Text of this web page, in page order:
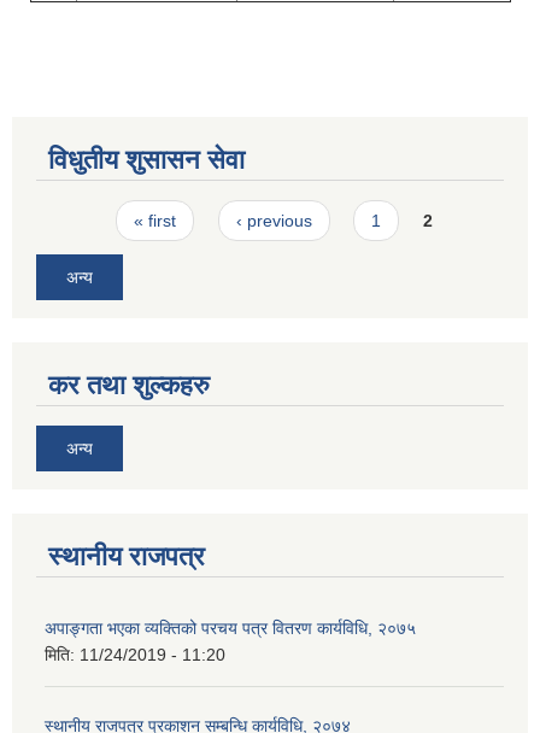
विधुतीय शुसासन सेवा
Pages« first ‹ previous 1 2
अन्य
कर तथा शुल्कहरु
अन्य
स्थानीय राजपत्र
अपाङ्गता भएका व्यक्तिको परचय पत्र वितरण कार्यविधि, २०७५
मिति: 11/24/2019 - 11:20
स्थानीय राजपत्र प्रकाशन सम्बन्धि कार्यविधि, २०७४